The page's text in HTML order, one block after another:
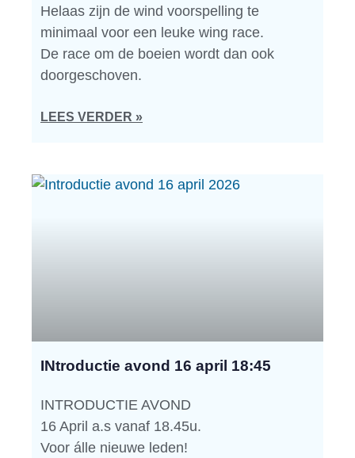
Helaas zijn de wind voorspelling te
minimaal voor een leuke wing race.
De race om de boeien wordt dan ook
doorgeschoven.
LEES VERDER »
INtroductie avond 16 april 18:45
INTRODUCTIE AVOND
16 April a.s vanaf 18.45u.
Voor álle nieuwe leden!